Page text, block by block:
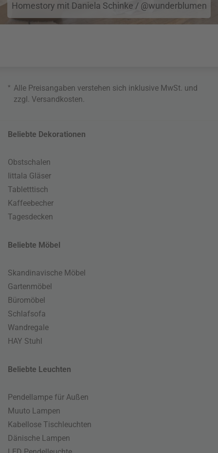
Homestory mit Daniela Schinke / @wunderblumen
* Alle Preisangaben verstehen sich inklusive MwSt. und
zzgl. Versandkosten.
Beliebte Dekorationen
Obstschalen
Iittala Gläser
Tabletttisch
Kaffeebecher
Tagesdecken
Beliebte Möbel
Skandinavische Möbel
Gartenmöbel
Büromöbel
Schlafsofa
Wandregale
HAY Stuhl
Beliebte Leuchten
Pendellampe für Außen
Muuto Lampen
Kabellose Tischleuchten
Dänische Lampen